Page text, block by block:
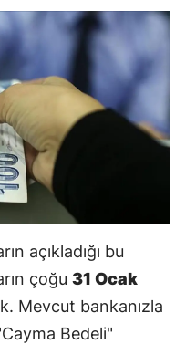
açıkladığı bu
çoğu 31 Ocak
Mevcut bankanızla
Bedeli"